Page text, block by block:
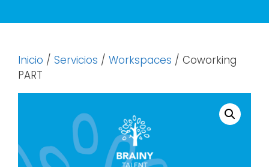
Inicio / Servicios / Workspaces / Coworking
PART